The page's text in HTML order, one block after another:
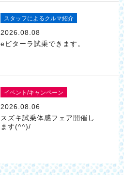
スタッフによるクルマ紹介
2026.08.08
eビターラ試乗できます。
イベント/キャンペーン
2026.08.06
スズキ試乗体感フェア開催し
ます(^^)/